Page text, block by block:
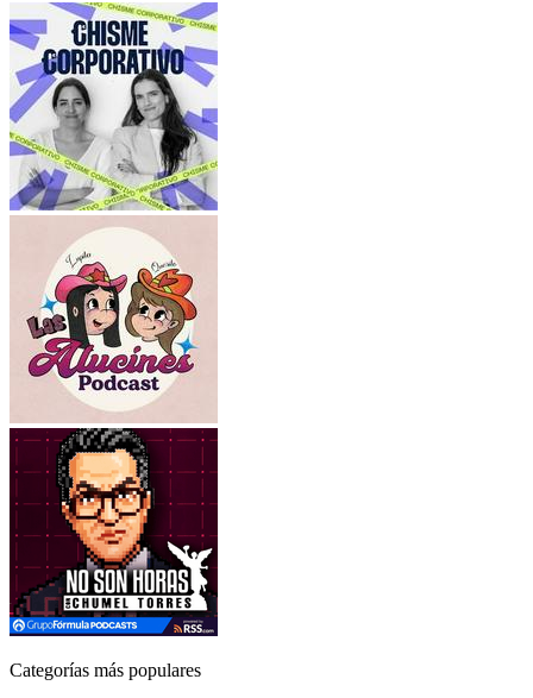
Categorías más populares